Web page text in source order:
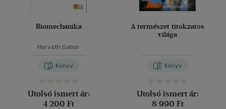
Biomechanika
Horváth Gábor
Könyv
Utolsó ismert ár:
4 200 Ft
A természet titokzatos
világa
Könyv
Utolsó ismert ár:
8 990 Ft